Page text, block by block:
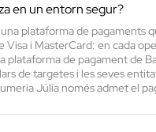
en un entorn segur?
plataforma de pagaments
Visa i MasterCard: en cada
plataforma de pagament de
de targetes i les seves
Júlia només admet el